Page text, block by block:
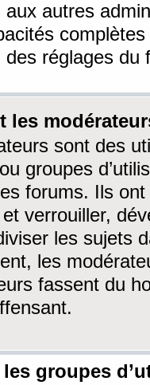
aux autres
des réglages du
les
sont des
groupes
forums. Ils ont
verrouiller,
les sujets
les
fassent du
groupes